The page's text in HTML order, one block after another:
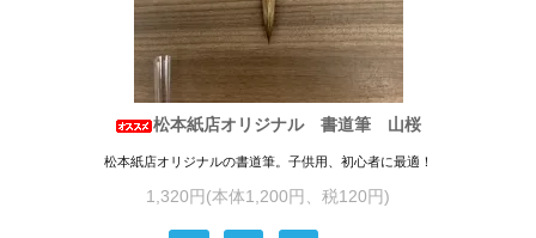
松本紙店オリジナル 書道筆 山桜
松本紙店オリジナルの書道筆。子供用、初心者に最適！
1,320円(本体1,200円、税120円)